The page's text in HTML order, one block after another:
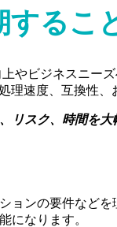
るこ
やビジネスニー
速度、互換性、
リスク、時間を
ョンの要件など
になります。